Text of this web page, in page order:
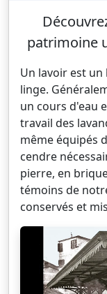
patrimoine
Un lavoir est un
linge.
un cours d'eau
travail des
même équipés
cendre
pierre, en
témoins de
conservés et